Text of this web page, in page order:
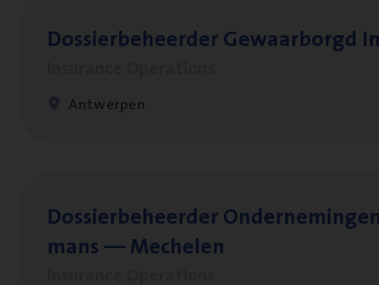
Dos­sier­be­heer­der Gewaar­borgd
Antwerpen
Dos­sier­be­heer­der
mans — Mechelen